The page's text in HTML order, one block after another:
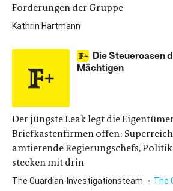
Forderungen der Gruppe
Kathrin Hartmann
Die Steueroasen
Mächtigen
Der jüngste Leak legt die
Briefkastenfirmen offen:
amtierende Regierungschefs,
stecken mit drin
The Guardian-Investigationsteam The